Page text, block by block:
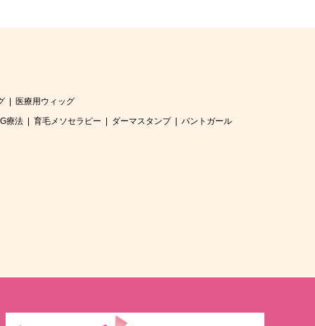
医療用ウィッグ
療法
育毛メソセラピー ダーマスタンプ パントガール